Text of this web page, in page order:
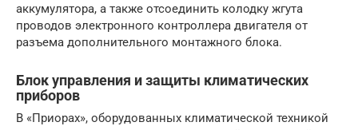
аккумулятора, а также отсоединить колодку жгута
проводов электронного контроллера двигателя от
разъема дополнительного монтажного блока.
Блок управления и защиты климатических
приборов
В «Приорах», оборудованных климатической техникой